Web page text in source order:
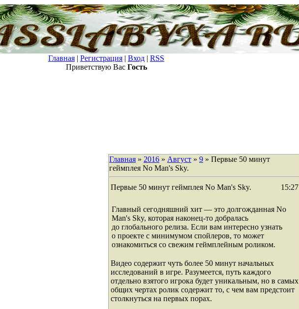
Главная | Регистрация | Вход | RSS
Приветствую Вас Гость
Главная » 2016 » Август » 9 » Первые 50 минут
геймплея No Man's Sky.
Первые 50 минут геймплея No Man's Sky. 15:27
Главный сегодняшний хит — это долгожданная No
Man's Sky, которая наконец-то добралась
до глобального релиза. Если вам интересно узнать
о проекте с минимумом спойлеров, то может
ознакомиться со свежим геймплейным роликом.
Видео содержит чуть более 50 минут начальных
исследований в игре. Разумеется, путь каждого
отдельно взятого игрока будет уникальным, но в самых
общих чертах ролик содержит то, с чем вам предстоит
столкнуться на первых порах.